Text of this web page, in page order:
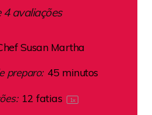
Stars
Stars
Stars
4avaliações
Susan Martha
preparo: 45 minutos
12 fatias 1x